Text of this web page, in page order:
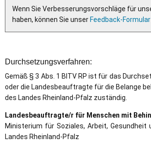
Wenn Sie Verbesserungsvorschläge für
haben, können Sie unser Feedback-Formular
Durchsetzungsverfahren:
Gemäß § 3 Abs. 1 BITV RP ist für das
oder die Landesbeauftragte für die Belange
des Landes Rheinland-Pfalz zuständig.
Landesbeauftragte/r für Menschen mit
Ministerium für Soziales, Arbeit, Gesundheit
Landes Rheinland-Pfalz